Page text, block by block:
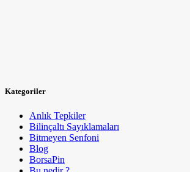
Kategoriler
Anlık Tepkiler
Bilinçaltı Sayıklamaları
Bitmeyen Senfoni
Blog
BorsaPin